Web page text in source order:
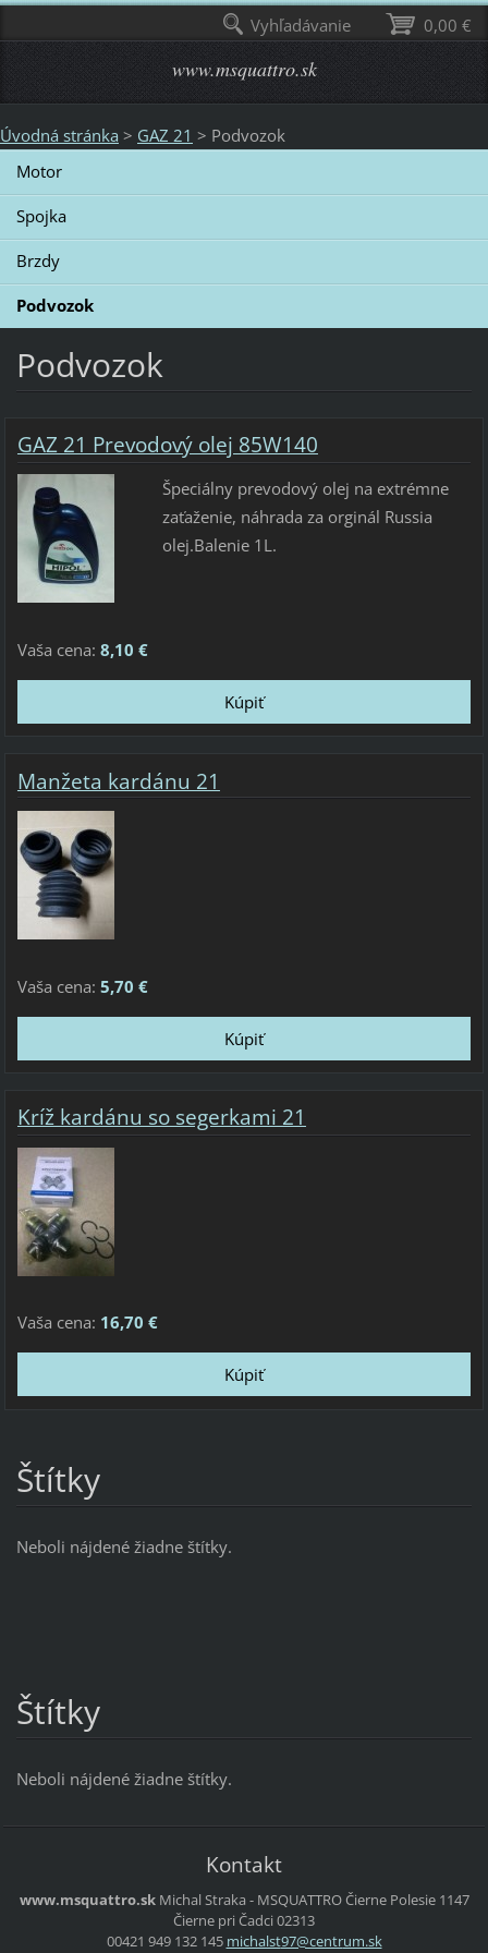
www.msquattro.sk
Úvodná stránka > GAZ 21 > Podvozok
Motor
Spojka
Brzdy
Podvozok
Podvozok
GAZ 21 Prevodový olej 85W140
Špeciálny prevodový olej na extrémne
zaťaženie, náhrada za orginál Russia
olej.Balenie 1L.
Vaša cena: 8,10 €
Manžeta kardánu 21
Vaša cena: 5,70 €
Kríž kardánu so segerkami 21
Vaša cena: 16,70 €
Štítky
Neboli nájdené žiadne štítky.
Štítky
Neboli nájdené žiadne štítky.
Kontakt
www.msquattro.sk Michal Straka - MSQUATTROČierne Polesie 1147
Čierne pri Čadci 02313
00421 949 132 145 michalst97@centrum.sk
0,00 €
Vyhľadávanie